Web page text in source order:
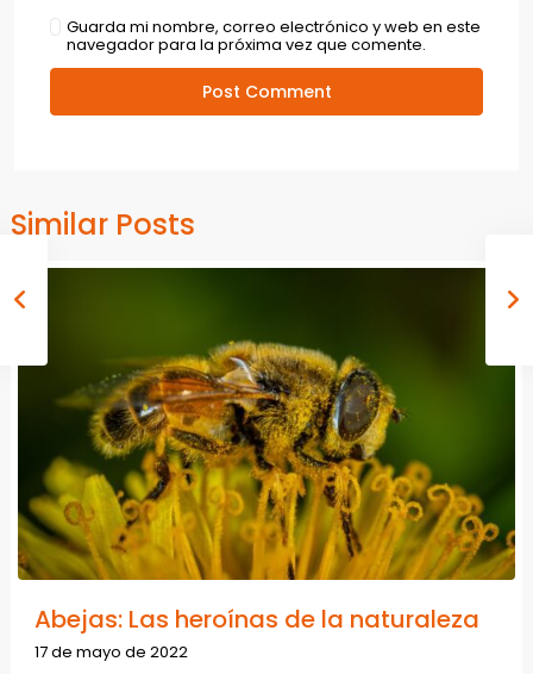
Guarda mi nombre, correo electrónico y web en este
navegador para la próxima vez que comente.
Similar Posts
Abejas: Las heroínas de la naturaleza
17 de mayo de 2022